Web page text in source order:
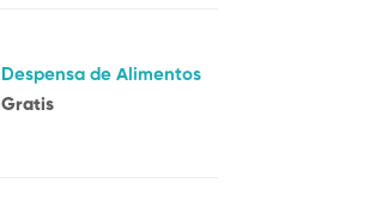
Despensa de Alimentos
Gratis